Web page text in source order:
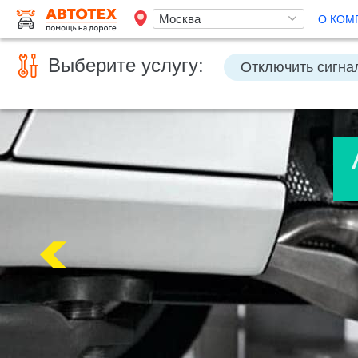
О
Выберите услугу: Отключить
Ремонт грузовиков Грузовой
Открыть машину без ключа Отключение
Компьютерная диагностика автомобиля
Разблокировать техноблок Изготовление
Заменить бензонасос Слить топливо